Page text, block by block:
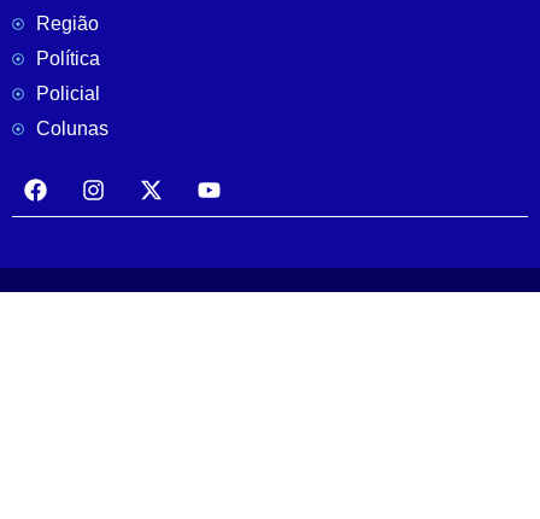
Região
Política
Policial
Colunas